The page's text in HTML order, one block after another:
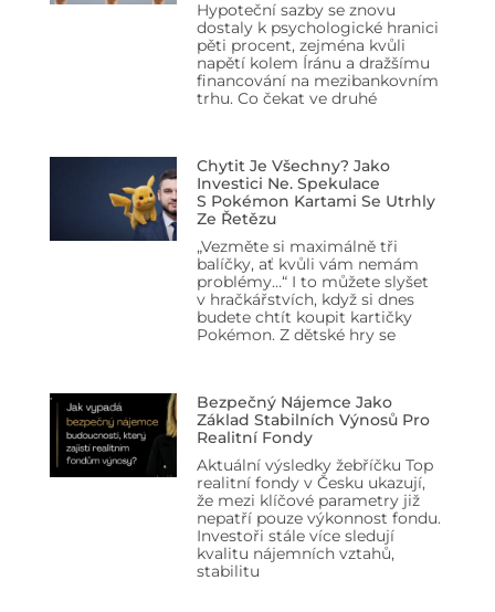
Hypoteční sazby se znovu
dostaly k psychologické hranici
pěti procent, zejména kvůli
napětí kolem Íránu a dražšímu
financování na mezibankovním
trhu. Co čekat ve druhé
Chytit Je Všechny? Jako
Investici Ne. Spekulace
S Pokémon Kartami Se Utrhly
Ze Řetězu
„Vezměte si maximálně tři
balíčky, ať kvůli vám nemám
problémy…“ I to můžete slyšet
v hračkářstvích, když si dnes
budete chtít koupit kartičky
Pokémon. Z dětské hry se
Bezpečný Nájemce Jako
Základ Stabilních Výnosů Pro
Realitní Fondy
Aktuální výsledky žebříčku Top
realitní fondy v Česku ukazují,
že mezi klíčové parametry již
nepatří pouze výkonnost fondu.
Investoři stále více sledují
kvalitu nájemních vztahů,
stabilitu